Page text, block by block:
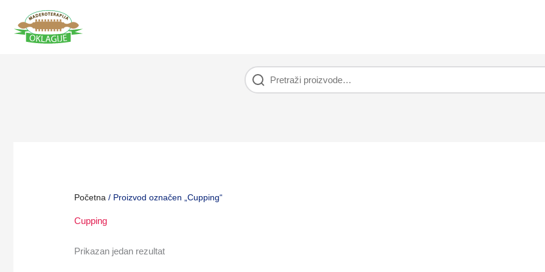
sadržaj
Početna / Proizvod označen „Cupping“
Cupping
Prikazan jedan rezultat